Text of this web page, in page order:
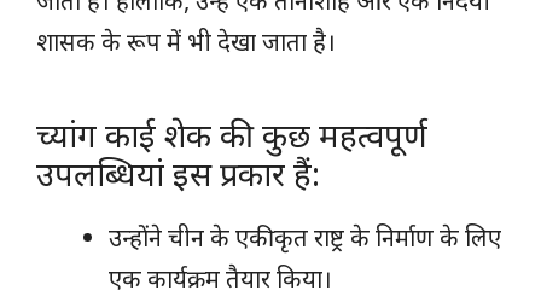
शासक के रूप में भी देखा जाता है।
च्यांग काई शेक की कुछ महत्वपूर्ण
उपलब्धियां इस प्रकार हैं:
उन्होंने चीन के एकीकृत राष्ट्र के निर्माण के लिए
एक कार्यक्रम तैयार किया।